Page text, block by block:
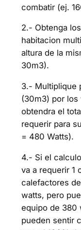
combatir (ej.
2.- Obtenga
habitacion
altura de la
30m3).
3.- Multiplique
(30m3) por los
obtendra el
requerir para
= 480 Watts).
4.- Si el
va a requerir 1
calefactores
watts, pero
equipo de 380
pueden sentir